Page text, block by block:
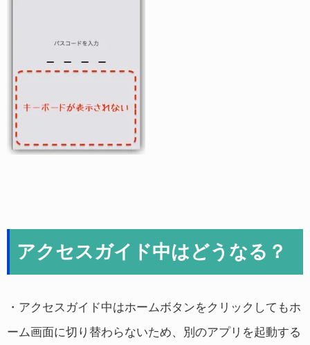
アクセスガイド中はどうなる？
・アクセスガイド中はホームボタンをクリックしてもホ
ーム画面に切り替わらないため、別のアプリを起動する